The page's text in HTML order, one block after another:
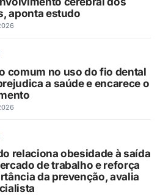
aponta estudo
comum no uso do fio dental
a saúde e encarece o
relaciona obesidade à saída
de trabalho e reforça
da prevenção, avalia